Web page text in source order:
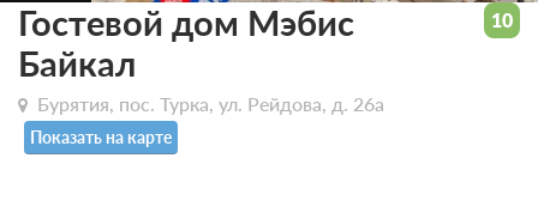
Гостевой дом Мэбис
Байкал
Бурятия, пос. Турка, ул. Рейдова, д. 26а
Показать на карте
10